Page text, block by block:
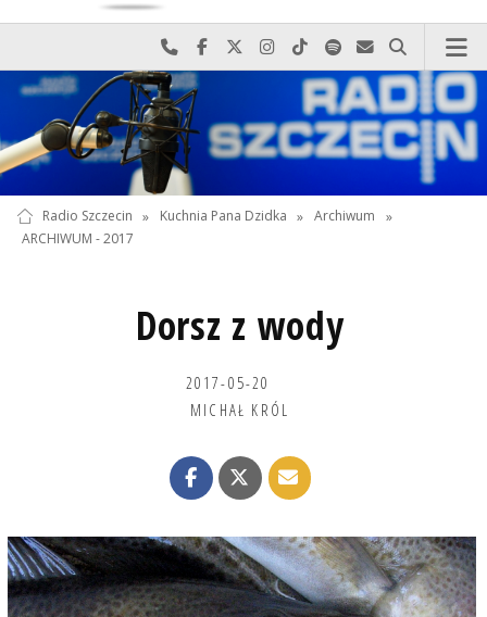
Najlepiej po prostu do nas zadzwoń
Odwiedź nas na Facebook-u
Odwiedź nas na X
Odwiedź nas na Instagram-ie
Odwiedź nas na TikTok-u
Szukaj nas na Spotify
Wyślij do nas
Szukaj
Radio Szczecin » Kuchnia Pana Dzidka » Archiwum
»
ARCHIWUM - 2017
Dorsz z wody
2017-05-20
MICHAŁ KRÓL